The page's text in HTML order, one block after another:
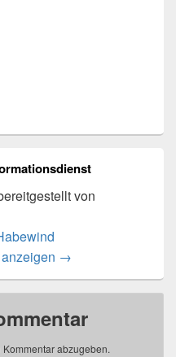
von
→
abzugeben.